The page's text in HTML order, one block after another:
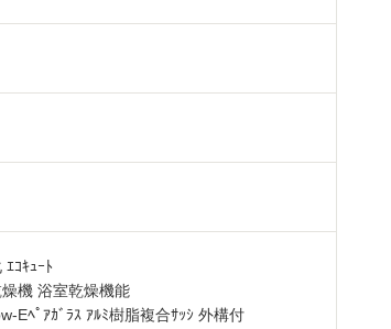
ｺｷｭｰﾄ
燥機 浴室乾燥機能
Eﾍﾟｱｶﾞﾗｽ ｱﾙﾐ樹脂複合ｻｯｼ 外構付